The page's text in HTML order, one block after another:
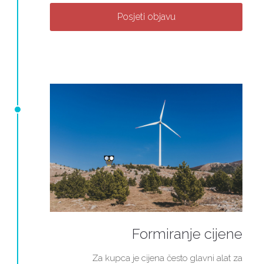
Posjeti objavu
Formiranje cijene
Za kupca je cijena često glavni alat za